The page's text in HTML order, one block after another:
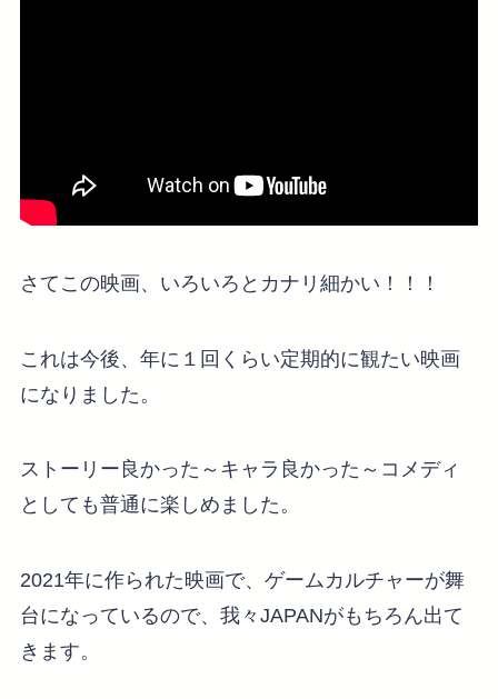
さてこの映画、いろいろとカナリ細かい！！！
これは今後、年に１回くらい定期的に観たい映画
になりました。
ストーリー良かった～キャラ良かった～コメディ
としても普通に楽しめました。
2021年に作られた映画で、ゲームカルチャーが舞
台になっているので、我々JAPANがもちろん出て
きます。